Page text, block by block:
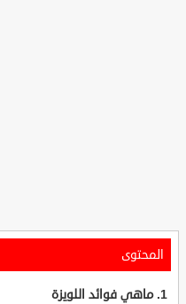
المحتوى
ماهي فوائد اللويزة